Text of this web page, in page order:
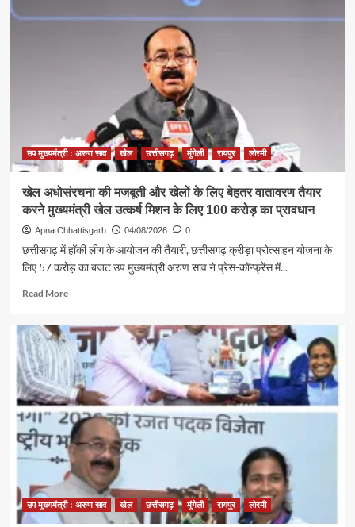
दो
चीन
में
होने
एशिया
कप
में
दम
उप मुख्यमंत्री : अरुण साव खेल छत्तीसगढ़ मुंगेली रायपुर लोरमी
खेल अधोसंरचना की मजबूती और खेलों के लिए बेहतर वातावरण तैयार
करने मुख्यमंत्री खेल उत्कर्ष मिशन के लिए 100 करोड़ का प्रावधान
Apna Chhattisgarh 04/08/2026 0
छत्तीसगढ़ में हॉकी लीग के आयोजन की तैयारी, छत्तीसगढ़ क्रीड़ा प्रोत्साहन योजना के
लिए 57 करोड़ का बजट उप मुख्यमंत्री अरुण साव ने प्रेस-कॉन्फ्रेंस में...
Read MoreRead
खेल
अधोसंरचना
की
मजबूती
और
खेलों
के
लिए
बेहतर
वातावरण
तैयार
करने
उप मुख्यमंत्री : अरुण साव खेल छत्तीसगढ़ मुंगेली रायपुर लोरमी